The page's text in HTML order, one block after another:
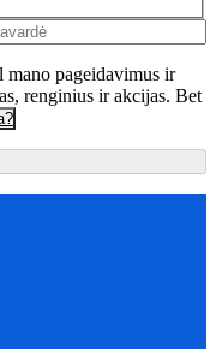
pageidavimus ir
renginius ir akcijas. Bet